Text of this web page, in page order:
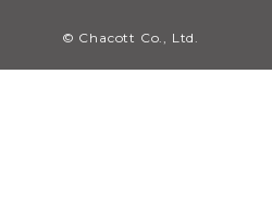
© Chacott Co., Ltd.